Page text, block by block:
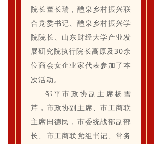
院长董长瑞，醴泉乡村振兴联
合党委书记、醴泉乡村振兴学
院院长、 山东财经大学产业发
展研究院执行院长高原及30余
位商会女企业家代表参加了本
次活动。
邹平市政协副主席杨雪
芹，市政协副主席、市工商联
主席田德民，市委统战部副部
长、市工商联党组书记、常务